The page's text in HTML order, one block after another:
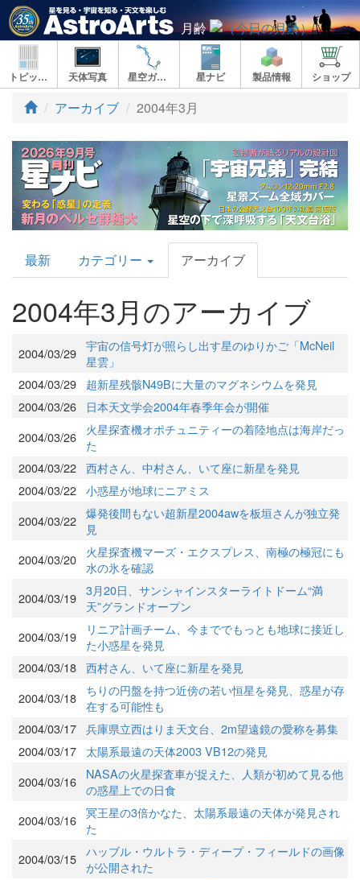
月齢
トピックス 天体写真 星空ガイド 星ナビ 製品情報 ショップ
アーカイブ 2004年3月
AstroArts
Topics
最新 カテゴリー アーカイブ
2004年3月のアーカイブ
2004/03/29 宇宙の信号灯が照らし出す星のゆりかご「McNeil
星雲」
2004/03/29
超新星残骸N49Bに大量のマグネシウムを発見
2004/03/26
日本天文学会2004年春季年会が開催
2004/03/26
火星探査機オポチュニティーの着陸地点は海岸だっ
た
2004/03/22 西村さん、中村さん、いて座に新星を発見
2004/03/22 小惑星が地球にニアミス
2004/03/22 爆発後間もない超新星2004awを板垣さんが独立発
見
2004/03/20
火星探査機マーズ・エクスプレス、南極の極冠にも
水の氷を確認
2004/03/19 3月20日、サンシャインスターライトドーム“満
天”グランドオープン
2004/03/19
リニア計画チーム、今まででもっとも地球に接近し
た小惑星を発見
2004/03/18 西村さん、いて座に新星を発見
2004/03/18
ちりの円盤を持つ近傍の若い恒星を発見、惑星が存
在する可能性も
2004/03/17 兵庫県立西はりま天文台、2m望遠鏡の愛称を募集
2004/03/17
太陽系最遠の天体2003 VB12の発見
2004/03/16
NASAの火星探査車が捉えた、人類が初めて見る他
の惑星上での日食
2004/03/16 冥王星の3倍かなた、太陽系最遠の天体が発見され
た
2004/03/15 ハッブル・ウルトラ・ディープ・フィールドの画像
が公開された